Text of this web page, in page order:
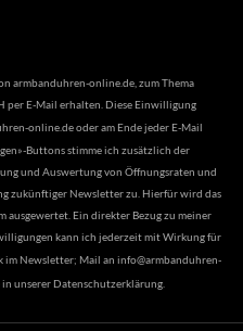
armbanduhren-online.de, zum Thema
per E-Mail erhalten. Diese Einwilligung
online.deoder am Ende jeder E-Mail
Buttons stimme ich zusätzlich der
und Auswertung von Öffnungsraten und
zukünftiger Newsletter zu. Hierfür wird das
Ein direkter Bezug zu meiner
kann ich jederzeit mit Wirkung für
Newsletter; Mail an info@armbanduhren-
in unserer Datenschutzerklärung